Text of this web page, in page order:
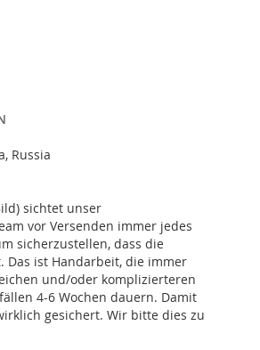
Russia
sichtet unser
vor Versenden immer jedes
sicherzustellen, dass die
Das ist Handarbeit, die immer
und/oder komplizierteren
4-6 Wochen dauern. Damit
gesichert. Wir bitte dies zu